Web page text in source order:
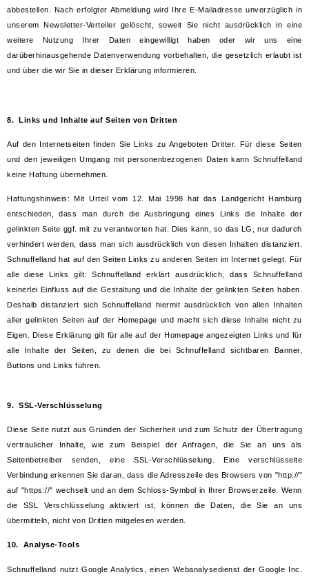
abbestellen. Nach erfolgter Abmeldung wird Ihre E-Mailadresse unverzüglich in
unserem Newsletter-Verteiler gelöscht, soweit Sie nicht ausdrücklich in eine
weitere Nutzung Ihrer Daten eingewilligt haben oder wir uns eine
darüberhinausgehende Datenverwendung vorbehalten, die gesetzlich erlaubt ist
und über die wir Sie in dieser Erklärung informieren.
8. Links und Inhalte auf Seiten von Dritten
Auf den Internetseiten finden Sie Links zu Angeboten Dritter. Für diese Seiten
und den jeweiligen Umgang mit personenbezogenen Daten kann Schnuffelland
keine Haftung übernehmen.
Haftungshinweis: Mit Urteil vom 12. Mai 1998 hat das Landgericht Hamburg
entschieden, dass man durch die Ausbringung eines Links die Inhalte der
gelinkten Seite ggf. mit zu verantworten hat. Dies kann, so das LG, nur dadurch
verhindert werden, dass man sich ausdrücklich von diesen Inhalten distanziert.
Schnuffelland hat auf den Seiten Links zu anderen Seiten im Internet gelegt. Für
alle diese Links gilt: Schnuffelland erklärt ausdrücklich, dass Schnuffelland
keinerlei Einfluss auf die Gestaltung und die Inhalte der gelinkten Seiten haben.
Deshalb distanziert sich Schnuffelland hiermit ausdrücklich von allen Inhalten
aller gelinkten Seiten auf der Homepage und macht sich diese Inhalte nicht zu
Eigen. Diese Erklärung gilt für alle auf der Homepage angezeigten Links und für
alle Inhalte der Seiten, zu denen die bei Schnuffelland sichtbaren Banner,
Buttons und Links führen.
9. SSL-Verschlüsselung
Diese Seite nutzt aus Gründen der Sicherheit und zum Schutz der Übertragung
vertraulicher Inhalte, wie zum Beispiel der Anfragen, die Sie an uns als
Seitenbetreiber senden, eine SSL-Verschlüsselung. Eine verschlüsselte
Verbindung erkennen Sie daran, dass die Adresszeile des Browsers von "http://"
auf "https://" wechselt und an dem Schloss-Symbol in Ihrer Browserzeile. Wenn
die SSL Verschlüsselung aktiviert ist, können die Daten, die Sie an uns
übermitteln, nicht von Dritten mitgelesen werden.
10. Analyse-Tools
Schnuffelland nutzt Google Analytics, einen Webanalysedienst der Google Inc.